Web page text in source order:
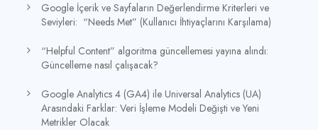
Google İçerik ve Sayfaların Değerlendirme Kriterleri ve
Seviyleri: “Needs Met” (Kullanıcı İhtiyaçlarını Karşılama)
“Helpful Content” algoritma güncellemesi yayına alındı:
Güncelleme nasıl çalışacak?
Google Analytics 4 (GA4) ile Universal Analytics (UA)
Arasındaki Farklar: Veri İşleme Modeli Değişti ve Yeni
Metrikler Olacak